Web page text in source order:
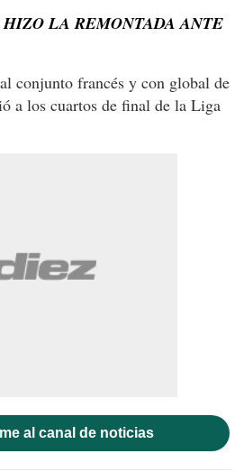
LA REMONTADA ANTE
conjunto francés y con global de
a los cuartos de final de la Liga
al canal de noticias